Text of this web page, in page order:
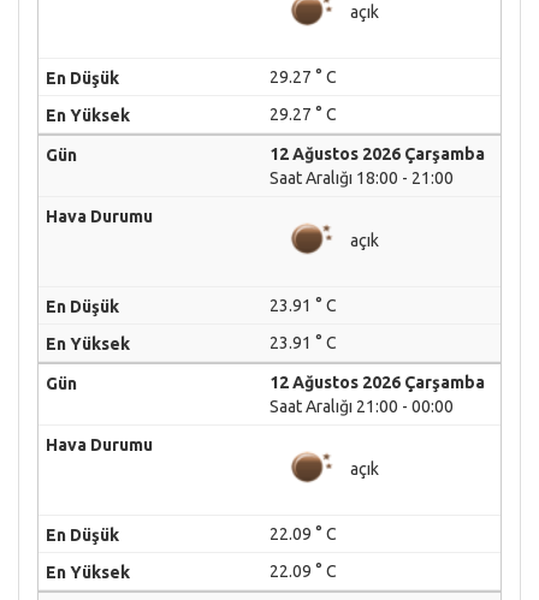
açık
29.27 ° C
29.27 ° C
12 Ağustos 2026 Çarşamba
Saat Aralığı 18:00 - 21:00
açık
23.91 ° C
23.91 ° C
12 Ağustos 2026 Çarşamba
Saat Aralığı 21:00 - 00:00
açık
22.09 ° C
22.09 ° C